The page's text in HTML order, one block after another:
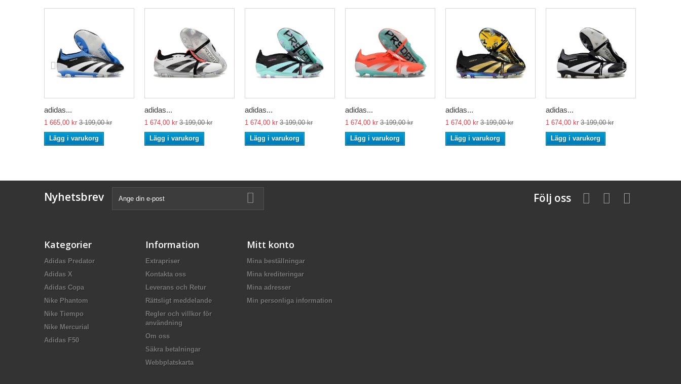
adidas...
1 665,00 kr 3 199,00 kr
Lägg i varukorg
adidas...
1 674,00 kr 3 199,00 kr
Lägg i varukorg
adidas...
1 674,00 kr 3 199,00 kr
Lägg i varukorg
adidas...
1 674,00 kr 3 199,00 kr
Lägg i varukorg
adidas...
1 674,00 kr 3 199,00 kr
Lägg i varukorg
adidas...
1 674,00 kr 3 199,00 kr
Lägg i varukorg
Nyhetsbrev Följ oss
Kategorier
Adidas Predator
Adidas X
Adidas Copa
Nike Phantom
Nike Tiempo
Nike Mercurial
Adidas F50
Information
Extrapriser
Kontakta oss
Leverans och Retur
Rättsligt meddelande
Regler och villkor för
användning
Om oss
Säkra betalningar
Webbplatskarta
Mitt konto
Mina beställningar
Mina krediteringar
Mina adresser
Min personliga information